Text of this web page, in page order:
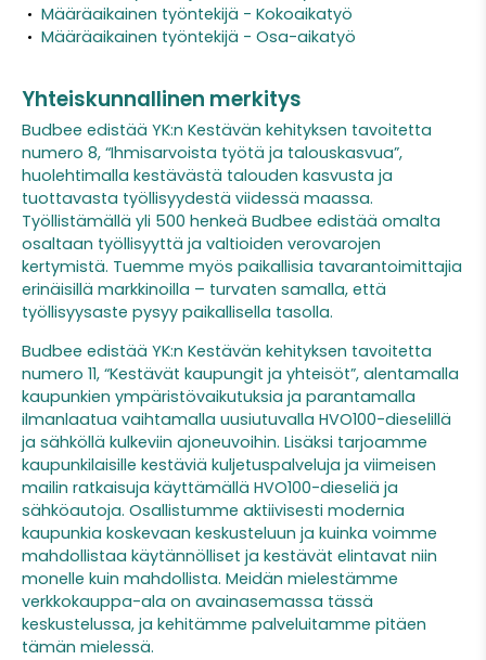
Määräaikainen työntekijä - Kokoaikatyö
Määräaikainen työntekijä - Osa-aikatyö
Yhteiskunnallinen merkitys
Budbee edistää YK:n Kestävän kehityksen tavoitetta
numero 8, “Ihmisarvoista työtä ja talouskasvua”,
huolehtimalla kestävästä talouden kasvusta ja
tuottavasta työllisyydestä viidessä maassa.
Työllistämällä yli 500 henkeä Budbee edistää omalta
osaltaan työllisyyttä ja valtioiden verovarojen
kertymistä. Tuemme myös paikallisia tavarantoimittajia
erinäisillä markkinoilla – turvaten samalla, että
työllisyysaste pysyy paikallisella tasolla.
Budbee edistää YK:n Kestävän kehityksen tavoitetta
numero 11, “Kestävät kaupungit ja yhteisöt”, alentamalla
kaupunkien ympäristövaikutuksia ja parantamalla
ilmanlaatua vaihtamalla uusiutuvalla HVO100-dieselillä
ja sähköllä kulkeviin ajoneuvoihin. Lisäksi tarjoamme
kaupunkilaisille kestäviä kuljetuspalveluja ja viimeisen
mailin ratkaisuja käyttämällä HVO100-dieseliä ja
sähköautoja. Osallistumme aktiivisesti modernia
kaupunkia koskevaan keskusteluun ja kuinka voimme
mahdollistaa käytännölliset ja kestävät elintavat niin
monelle kuin mahdollista. Meidän mielestämme
verkkokauppa-ala on avainasemassa tässä
keskustelussa, ja kehitämme palveluitamme pitäen
tämän mielessä.